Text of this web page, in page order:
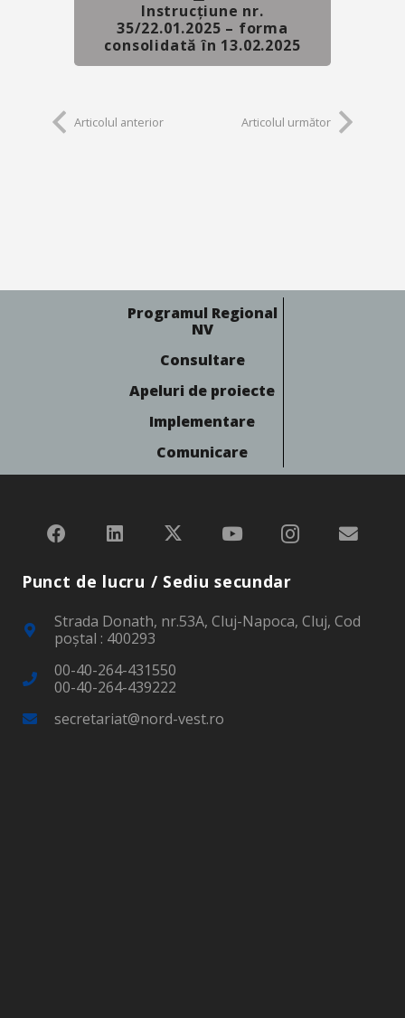
Instrucțiune nr.
35/22.01.2025 – forma
consolidată în 13.02.2025
Articolul anterior Articolul următor
Programul Regional
NV
Consultare
Apeluri de proiecte
Implementare
Comunicare
Punct de lucru / Sediu secundar
Strada Donath, nr.53A, Cluj-Napoca, Cluj, Cod
poştal : 400293
00-40-264-431550
00-40-264-439222
secretariat@nord-vest.ro